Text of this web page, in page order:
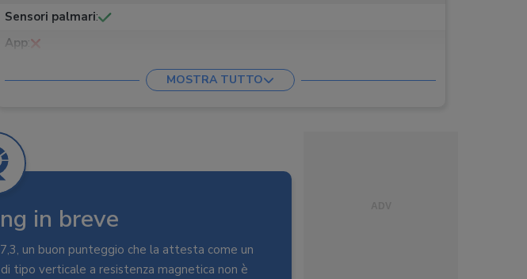
Sensori palmari:
App:
Peso
Dimensioni:58,5 x 28,5 x 68,5 cm
MOSTRA TUTTO
in breve
un buon punteggio che la attesta come un
tipo verticale a resistenza magnetica non è